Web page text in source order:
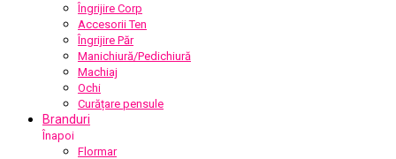
Îngrijire Corp
Accesorii Ten
Îngrijire Păr
Manichiură/Pedichiură
Machiaj
Ochi
Curățare pensule
Branduri
Înapoi
Flormar